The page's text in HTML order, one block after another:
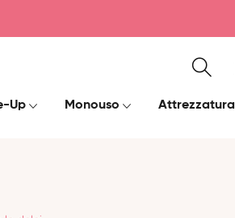
Up Monouso Attrezzatura